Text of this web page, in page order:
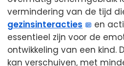
vermindering van de tijd
gezinsinteracties
en
essentieel zijn voor de
ontwikkeling van een kind.
kan verschuiven, met